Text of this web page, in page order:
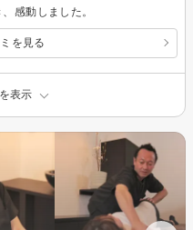
感動しました。
を見る
表示